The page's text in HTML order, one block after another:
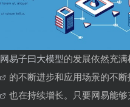
网易子曰大模型的发展依然充
的不断进步和应用场景的不断
也在持续增长。只要网易能